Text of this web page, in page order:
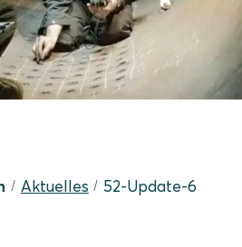
Aktuelles 52-Update-6